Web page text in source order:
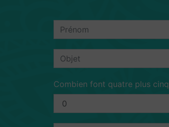
Combien font quatre plus cinq